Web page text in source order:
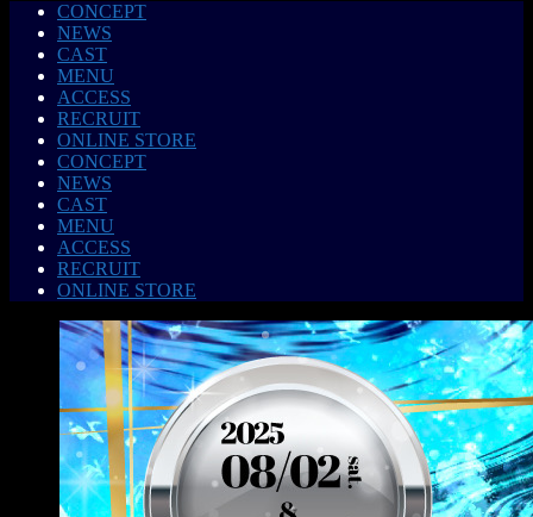
CONCEPT
NEWS
CAST
MENU
ACCESS
RECRUIT
ONLINE STORE
CONCEPT
NEWS
CAST
MENU
ACCESS
RECRUIT
ONLINE STORE